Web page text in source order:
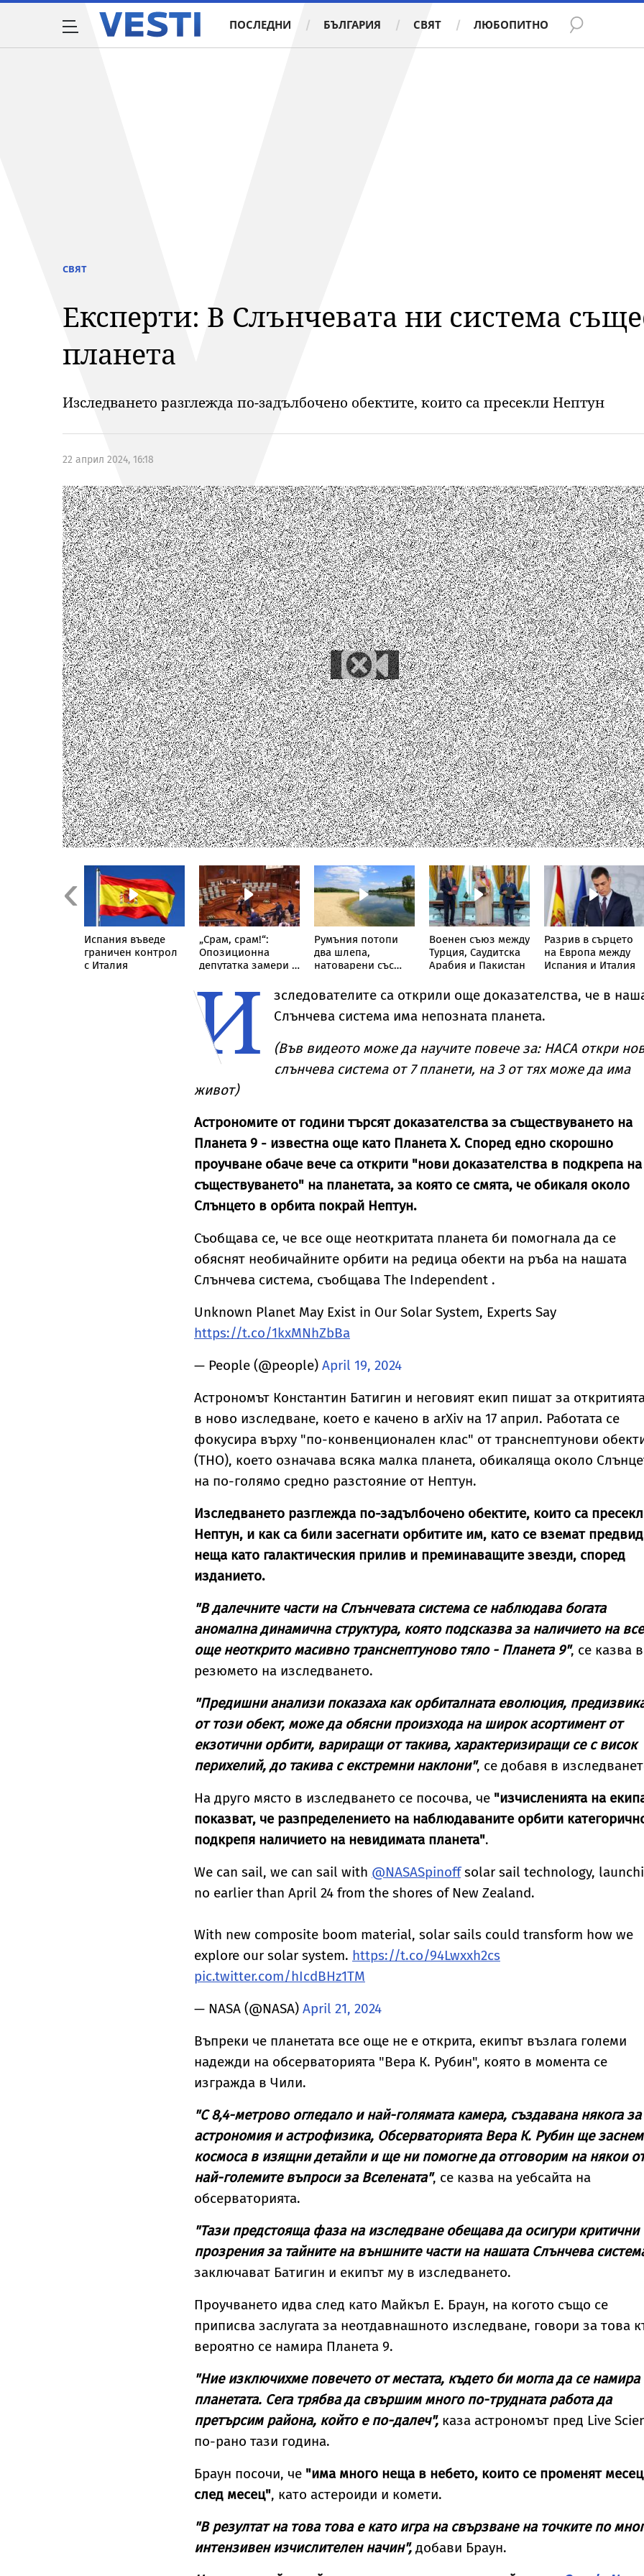
ПОСЛЕДНИ БЪЛГАРИЯ СВЯТ ЛЮБОПИТНО
СВЯТ
Експерти: В Слънчевата ни система
планета
Изследването разглежда по-задълбочено обектите, които са пресекли Нептун
22 април 2024, 16:18
Previous
Испания въведе
граничен контрол
с Италия
„Срам, срам!“:
Опозиционна
депутатка замери с
Косово
Румъния потопи
два шлепа,
натоварени със
Военен съюз между
Турция, Саудитска
Арабия и Пакистан
Разрив в сърцето
на Европа между
Испания и Италия
И
зследователите са открили още доказателства, че в
Слънчева система има непозната планета.
(Във видеото може да научите повече за: НАСА откри
слънчева система от 7 планети, на 3 от тях може да има
живот)
Астрономите от години търсят доказателства за съществуването на
Планета 9 - известна още като Планета Х. Според едно скорошно
проучване обаче вече са открити "нови доказателства в подкрепа на
съществуването" на планетата, за която се смята, че обикаля около
Слънцето в орбита покрай Нептун.
Съобщава се, че все още неоткритата планета би помогнала да се
обяснят необичайните орбити на редица обекти на ръба на нашата
Слънчева система, съобщава The Independent .
Unknown Planet May Exist in Our Solar System, Experts Say
https://t.co/1kxMNhZbBa
— People (@people) April 19, 2024
Астрономът Константин Батигин и неговият екип пишат за
в ново изследване, което е качено в arXiv на 17 април. Работата се
фокусира върху "по-конвенционален клас" от транснептунови
(ТНО), което означава всяка малка планета, обикаляща около
на по-голямо средно разстояние от Нептун.
Изследването разглежда по-задълбочено обектите, които са
Нептун, и как са били засегнати орбитите им, като се вземат предвид
неща като галактическия прилив и преминаващите звезди, според
изданието.
"В далечните части на Слънчевата система се наблюдава богата
аномална динамична структура, която подсказва за наличието на все
още неоткрито масивно транснептуново тяло - Планета 9", се казва в
резюмето на изследването.
"Предишни анализи показаха как орбиталната еволюция,
от този обект, може да обясни произхода на широк асортимент от
екзотични орбити, вариращи от такива, характеризиращи се с висок
перихелий, до такива с екстремни наклони", се добавя в
На друго място в изследването се посочва, че "изчисленията на
показват, че разпределението на наблюдаваните орбити
подкрепя наличието на невидимата планета".
We can sail, we can sail with @NASASpinoffsolar sail technology,
no earlier than April 24 from the shores of New Zealand.
With new composite boom material, solar sails could transform how we
explore our solar system. https://t.co/94Lwxxh2cs
pic.twitter.com/hIcdBHz1TM
— NASA (@NASA) April 21, 2024
Въпреки че планетата все още не е открита, екипът възлага големи
надежди на обсерваторията "Вера К. Рубин", която в момента се
изгражда в Чили.
"С 8,4-метрово огледало и най-голямата камера, създавана някога за
астрономия и астрофизика, Обсерваторията Вера К. Рубин ще
космоса в изящни детайли и ще ни помогне да отговорим на някои
най-големите въпроси за Вселената", се казва на уебсайта на
обсерваторията.
"Тази предстояща фаза на изследване обещава да осигури критични
прозрения за тайните на външните части на нашата Слънчева
заключават Батигин и екипът му в изследването.
Проучването идва след като Майкъл Е. Браун, на когото също се
приписва заслугата за неотдавнашното изследване, говори за това
вероятно се намира Планета 9.
"Ние изключихме повечето от местата, където би могла да се намира
планетата. Сега трябва да свършим много по-трудната работа да
претърсим района, който е по-далеч", каза астрономът пред Live
по-рано тази година.
Браун посочи, че "има много неща в небето, които се променят месец
след месец", като астероиди и комети.
"В резултат на това това е като игра на свързване на точките по
интензивен изчислителен начин", добави Браун.